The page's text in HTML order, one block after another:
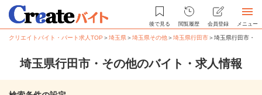
後で見る 閲覧履歴 会員登録 メニュー
クリエイトバイト・パート求人TOP ＞埼玉県＞埼玉県その他＞埼玉県行田市＞埼玉県行田市・
埼玉県行田市・その他のバイト・求人情報